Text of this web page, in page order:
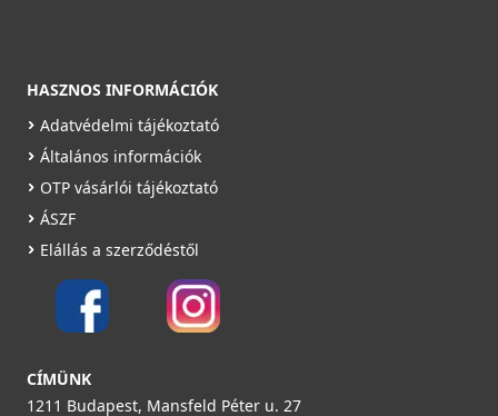
HASZNOS INFORMÁCIÓK
Adatvédelmi tájékoztató
Általános információk
OTP vásárlói tájékoztató
ÁSZF
Elállás a szerződéstől
CÍMÜNK
1211 Budapest, Mansfeld Péter u. 27